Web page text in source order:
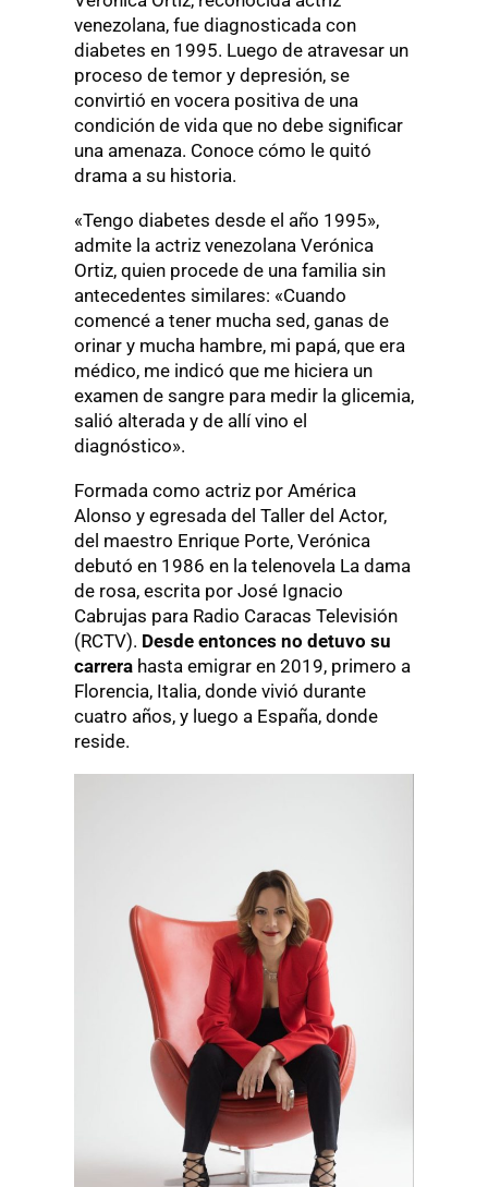
venezolana, fue diagnosticada con
diabetes en 1995. Luego de atravesar un
proceso de temor y depresión, se
convirtió en vocera positiva de una
condición de vida que no debe significar
una amenaza. Conoce cómo le quitó
drama a su historia.
«Tengo diabetes desde el año 1995»,
admite la actriz venezolana Verónica
Ortiz, quien procede de una familia sin
antecedentes similares: «Cuando
comencé a tener mucha sed, ganas de
orinar y mucha hambre, mi papá, que era
médico, me indicó que me hiciera un
examen de sangre para medir la glicemia,
salió alterada y de allí vino el
diagnóstico».
Formada como actriz por América
Alonso y egresada del Taller del Actor,
del maestro Enrique Porte, Verónica
debutó en 1986 en la telenovela La dama
de rosa, escrita por José Ignacio
Cabrujas para Radio Caracas Televisión
(RCTV). Desde entonces no detuvo su
carrerahasta emigrar en 2019, primero a
Florencia, Italia, donde vivió durante
cuatro años, y luego a España, donde
reside.